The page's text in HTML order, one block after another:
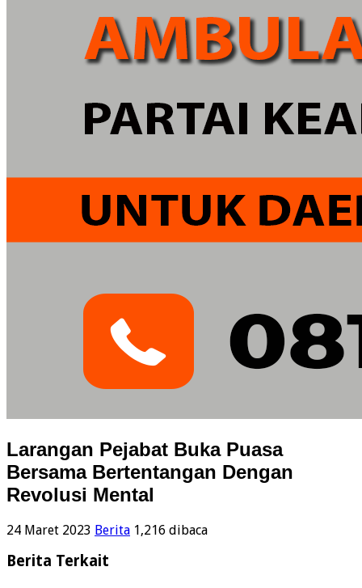
Larangan Pejabat Buka Puasa
Bersama Bertentangan Dengan
Revolusi Mental
24 Maret 2023 Berita 1,216 dibaca
Berita Terkait